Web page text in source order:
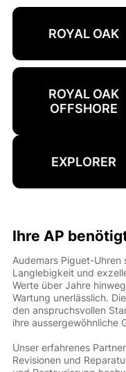
ROYAL OAK
ROYAL OAK
OFFSHORE
EXPLORER
Ihre AP
Audemars Piguet-Uhren
Langlebigkeit und
Werte über Jahre
Wartung unerlässlich.
den anspruchsvollen
ihre aussergewöhnliche
Unser erfahrenes
Revisionen und